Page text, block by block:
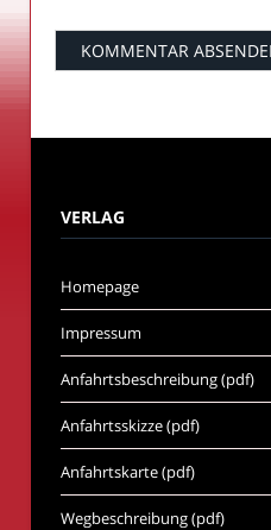
VERLAG
Homepage
Impressum
Anfahrtsbeschreibung (pdf)
Anfahrtsskizze (pdf)
Anfahrtskarte (pdf)
Wegbeschreibung (pdf)